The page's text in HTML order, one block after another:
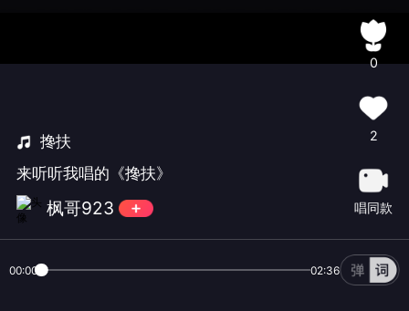
搀扶
来听听我唱的《搀扶》
枫哥923
0
2
唱同款
00:00 02:36